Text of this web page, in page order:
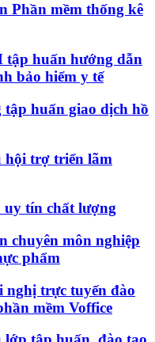
Phần mềm thống kê
tập huấn hướng dẫn
bảo hiểm y tế
huấn giao dịch hồ
hội trợ triển lãm
uy tín chất lượng
chuyên môn nghiệp
phẩm
nghị trực tuyến đào
mềm Voffice